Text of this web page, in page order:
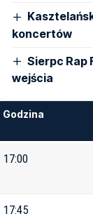
koncertów
Sierpc Rap
wejścia
Godzina
17:00
17:45